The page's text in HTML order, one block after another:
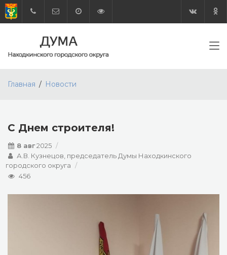
Главная Новости
С Днем строителя!
8 авг2025
А.В. Кузнецов, председатель Думы Находкинского
городского округа
456